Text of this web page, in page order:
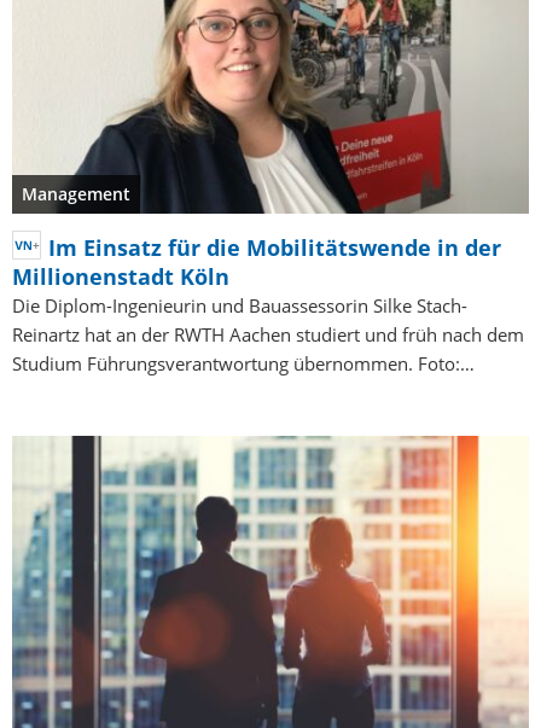
Management
Im Einsatz für die Mobilitätswende in der
Millionenstadt Köln
Die Diplom-Ingenieurin und Bauassessorin Silke Stach-
Reinartz hat an der RWTH Aachen studiert und früh nach dem
Studium Führungsverantwortung übernommen. Foto:…